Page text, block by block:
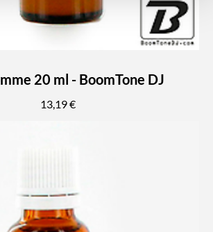
20 ml - BoomTone DJ
13,19 €